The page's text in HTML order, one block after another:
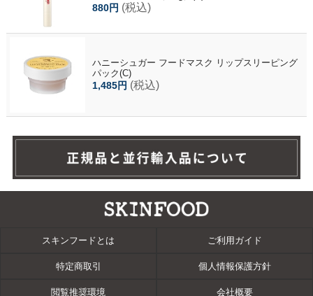
880円 (税込)
ハニーシュガー フードマスク リップスリーピング
パック(C)
1,485円 (税込)
スキンフードとは ご利用ガイド
特定商取引 個人情報保護方針
閲覧推奨環境 会社概要